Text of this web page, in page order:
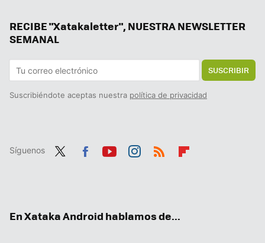
RECIBE "Xatakaletter", NUESTRA NEWSLETTER
SEMANAL
SUSCRIBIR
Suscribiéndote aceptas nuestra política de privacidad
Síguenos
En Xataka Android hablamos de...